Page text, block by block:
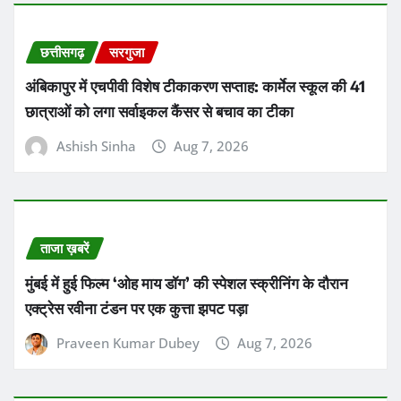
छत्तीसगढ़ सरगुजा
अंबिकापुर में एचपीवी विशेष टीकाकरण सप्ताह: कार्मेल स्कूल की 41
छात्राओं को लगा सर्वाइकल कैंसर से बचाव का टीका
Ashish Sinha Aug 7, 2026
ताजा ख़बरें
मुंबई में हुई फिल्म ‘ओह माय डॉग’ की स्पेशल स्क्रीनिंग के दौरान
एक्ट्रेस रवीना टंडन पर एक कुत्ता झपट पड़ा
Praveen Kumar Dubey Aug 7, 2026